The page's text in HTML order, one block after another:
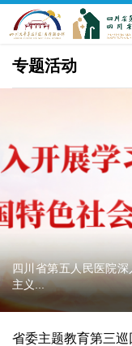
专题活动
四川省第五人民医院
主义...
省委主题教育第三